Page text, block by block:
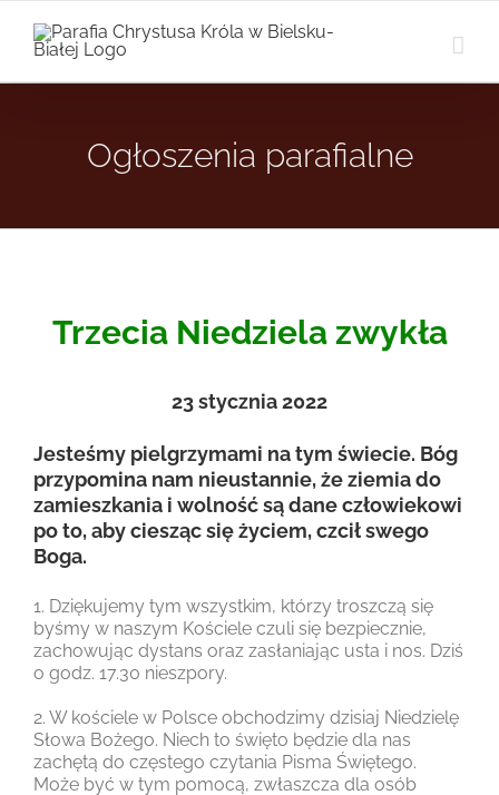
zawartości
Ogłoszenia parafialne
Trzecia Niedziela zwykła
23stycznia 2022
Jesteśmy pielgrzymami na tym świecie. Bóg
przypomina nam nieustannie, że ziemia do
zamieszkania i wolność są dane człowiekowi
po to, aby ciesząc się życiem, czcił swego
Boga.
1. Dziękujemy tym wszystkim, którzy troszczą się
byśmy w naszym Kościele czuli się bezpiecznie,
zachowując dystans oraz zasłaniając usta i nos. Dziś
o godz. 17.30 nieszpory.
2. W kościele w Polsce obchodzimy dzisiaj Niedzielę
Słowa Bożego. Niech to święto będzie dla nas
zachętą do częstego czytania Pisma Świętego.
Może być w tym pomocą, zwłaszcza dla osób